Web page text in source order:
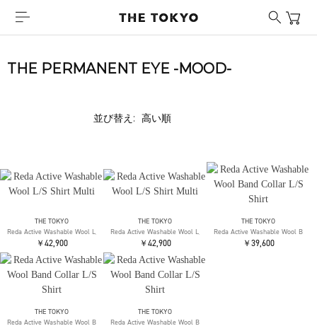
THE PERMANENT EYE -MOOD-
並び替え:
THE TOKYO
Reda Active Washable Wool L/S Shirt Multi
￥42,900
THE TOKYO
Reda Active Washable Wool L/S Shirt Multi
￥42,900
THE TOKYO
Reda Active Washable Wool
￥39,600
THE TOKYO
Reda Active Washable Wool Band Collar L/S Shirt
THE TOKYO
Reda Active Washable Wool Band Collar L/S Shirt